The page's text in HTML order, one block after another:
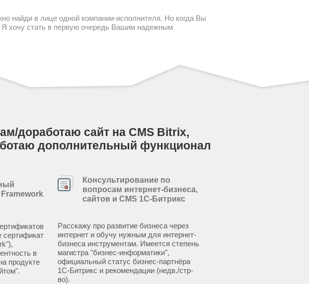
найди в лице одной компании-исполнителя. Но когда Вы
Я хочу стать в первую очередь Вашим надежным
доработаю сайт на CMS Bitrix,
дополнительный функционал
сертификат
в
продукте
Консультирование по
вопросам интернет-бизнеса,
сайтов и CMS 1С-Битрикс
Расскажу про развитие бизнеса через
интернет и обучу нужным для интернет-
бизнеса инструментам. Имеется степень
магистра "бизнес-информатики",
официальный статус бизнес-партнёра
1С-Битрикс и рекомендации (недв./стр-
во).